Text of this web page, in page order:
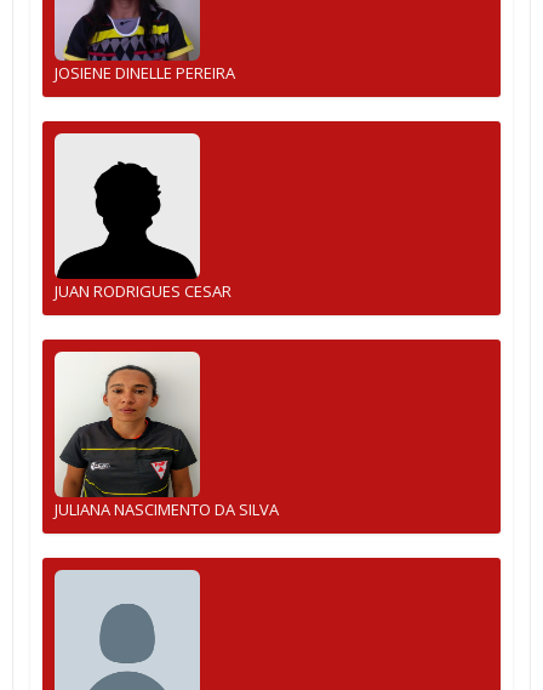
JOSIENE DINELLE PEREIRA
JUAN RODRIGUES CESAR
JULIANA NASCIMENTO DA SILVA